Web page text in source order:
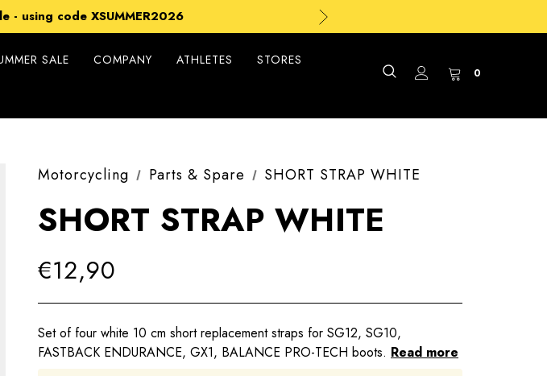
- using code XSUMMER2026
orders over 99€
SALE COMPANY ATHLETES
STORES
0
Motorcycling Parts & Spare SHORT STRAP WHITE
SHORT STRAP WHITE
€12,90
Set of four white 10 cm short replacement straps for SG12, SG10,
FASTBACK ENDURANCE, GX1, BALANCE PRO-TECH boots. Read more